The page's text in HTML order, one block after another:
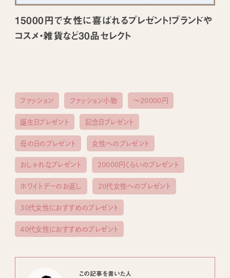
15000円で女性に喜ばれるプレゼント！ブランドや
コスメ・雑貨など30品セレクト
ファッション ファッション小物 〜20000円
誕生日プレゼント 記念日プレゼント
母の日のプレゼント 女性へのプレゼント
おしゃれなプレゼント 20000円くらいのプレゼント
ホワイトデーのお返し 20代女性へのプレゼント
30代女性におすすめのプレゼント
40代女性におすすめのプレゼント
この記事を書いた人